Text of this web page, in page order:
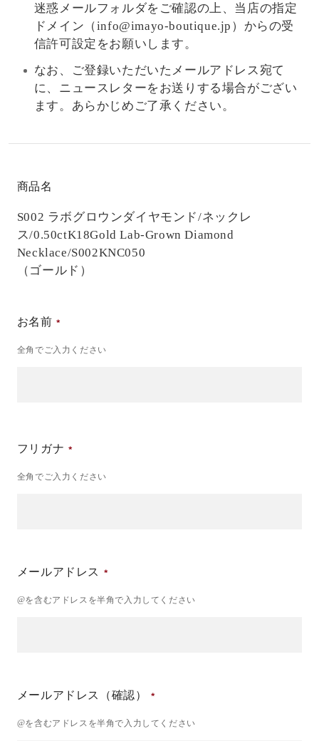
迷惑メールフォルダをご確認の上、当店の指定
ドメイン（info@imayo-boutique.jp）からの受
信許可設定をお願いします。
なお、ご登録いただいたメールアドレス宛て
に、ニュースレターをお送りする場合がござい
ます。あらかじめご了承ください。
商品名
S002 ラボグロウンダイヤモンド/ネックレ
ス/0.50ctK18Gold Lab-Grown Diamond
Necklace/S002KNC050
（ゴールド）
お名前
全角でご入力ください
フリガナ
全角でご入力ください
メールアドレス
@を含むアドレスを半角で入力してください
メールアドレス（確認）
@を含むアドレスを半角で入力してください